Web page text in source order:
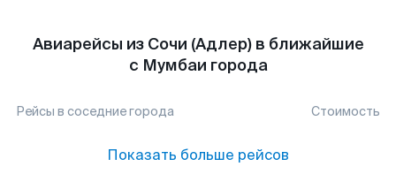
Авиарейсы из Сочи (Адлер) в ближайшие
с Мумбаи города
Рейсы в соседние города Стоимость
Показать больше рейсов